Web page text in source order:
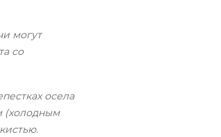
могут
со
осела
(холодным